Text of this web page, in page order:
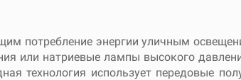
потребление энергии уличным
или натриевые лампы высокого
технология использует передовые